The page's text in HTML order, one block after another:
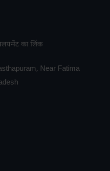
का लिंक
Near Fatima